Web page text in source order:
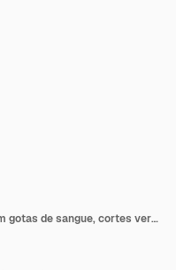
Arranhões de garras de gato com gotas de sangue, cortes vermelhos rasgados de animais selvagens